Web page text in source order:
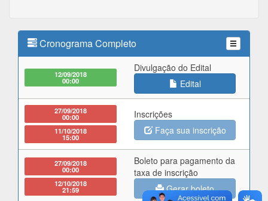
Cronograma Completo
12/09/2018
00:00
Divulgação do Edital
Edital
27/09/2018
00:00
11/10/2018
15:00
Inscrições
Faça sua inscrição
27/09/2018
00:00
12/10/2018
21:59
Boleto para pagamento da
taxa de inscrição
Gerar boleto